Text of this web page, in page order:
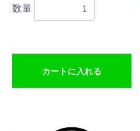
数量
カートに入れる